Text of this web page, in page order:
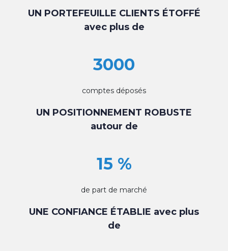
UN PORTEFEUILLE CLIENTS ÉTOFFÉ
avec plus de
3000
comptes déposés
UN POSITIONNEMENT ROBUSTE
autour de
15 %
de part de marché
UNE CONFIANCE ÉTABLIE avec plus
de